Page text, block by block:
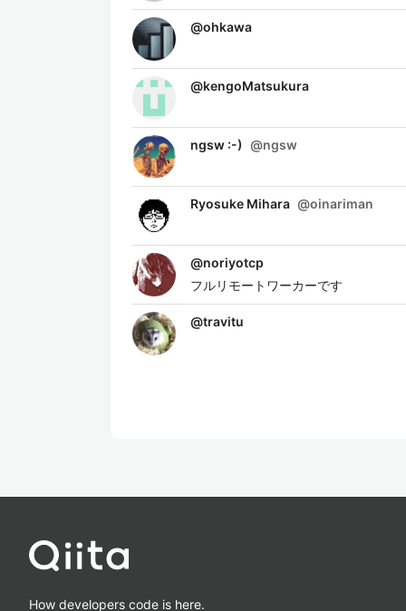
@ohkawa
@kengoMatsukura
ngsw :-) @ngsw
Ryosuke Mihara @oinariman
@noriyotcp
フルリモートワーカーです
@travitu
How developers code is here.